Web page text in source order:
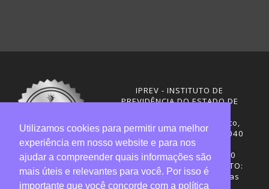
IPREV - INSTITUTO DE
PREVIDÊNCIA DO ESTADO DE
Rua Visconde de Ouro Preto,
291 – Centro - CEP: 88020-040
Florianópolis - SC
Telefones: (48) 3665-4600
HORÁRIO DE FUNCIONAMENTO:
Central de Atendimento: das
Utilizamos cookies para permitir uma melhor
experiência em nosso website e para nos
ajudar a compreender quais informações são
mais úteis e relevantes para você. Por isso é
importante que você concorde com a política